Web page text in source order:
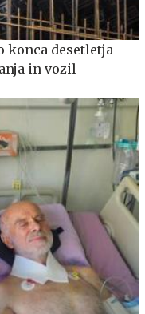
konca desetletja
in vozil